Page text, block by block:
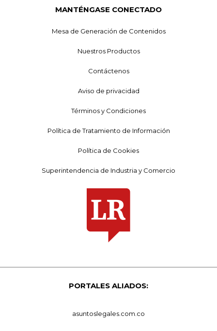
MANTÉNGASE CONECTADO
Mesa de Generación de Contenidos
Nuestros Productos
Contáctenos
Aviso de privacidad
Términos y Condiciones
Política de Tratamiento de Información
Política de Cookies
Superintendencia de Industria y Comercio
PORTALES ALIADOS:
asuntoslegales.com.co